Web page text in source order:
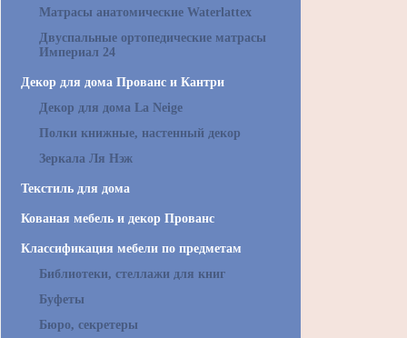
Матрасы анатомические Waterlattex
Двуспальные ортопедические матрасы
Империал 24
Декор для дома Прованс и Кантри
Декор для дома La Neige
Полки книжные, настенный декор
Зеркала Ля Нэж
Текстиль для дома
Кованая мебель и декор Прованс
Классификация мебели по предметам
Библиотеки, стеллажи для книг
Буфеты
Бюро, секретеры